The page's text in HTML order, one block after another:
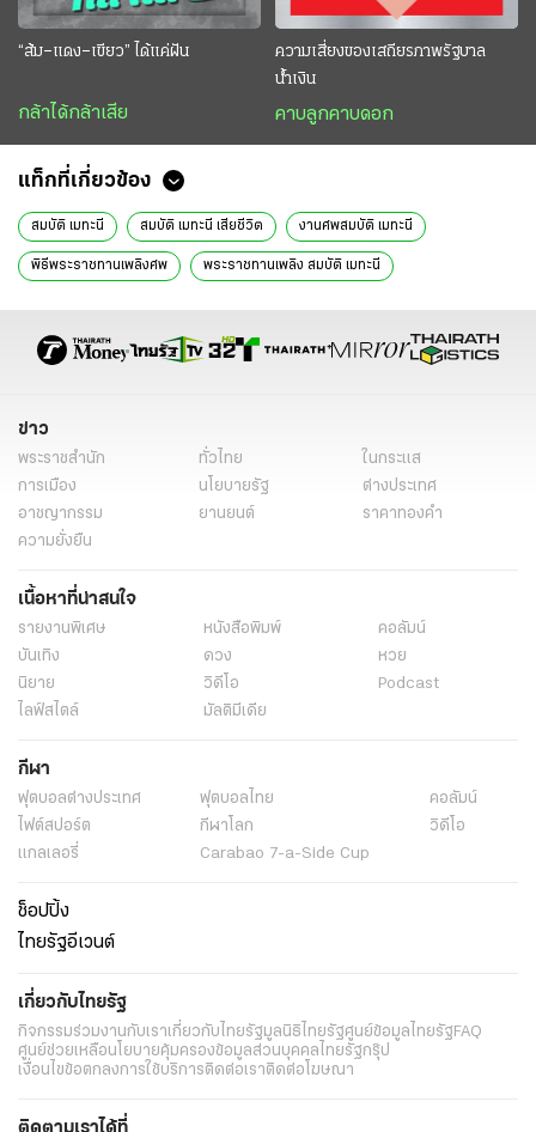
“ส้ม–แดง–เขียว” ได้แค่ฝัน
กล้าได้กล้าเสีย
ความเสี่ยงของเสถียรภาพรัฐบาล
น้ำเงิน
คาบลูกคาบดอก
แท็กที่เกี่ยวข้อง
สมบัติ เมทะนี สมบัติ เมทะนี เสียชีวิต งานศพสมบัติ เมทะนี
พิธีพระราชทานเพลิงศพ พระราชทานเพลิง สมบัติ เมทะนี
ข่าววันนี้ ดารา
ข่าว
พระราชสำนัก ทั่วไทย
ในกระแส
การเมือง
นโยบายรัฐ
ต่างประเทศ
อาชญากรรม
ยานยนต์
ราคาทองคำ
ความยั่งยืน
เนื้อหาที่น่าสนใจ
รายงานพิเศษ หนังสือพิมพ์
คอลัมน์
บันเทิง
ดวง
หวย
นิยาย
วิดีโอ
Podcast
ไลฟ์สไตล์
มัลติมีเดีย
กีฬา
ฟุตบอลต่่างประเทศ ฟุตบอลไทย
คอลัมน์
ไฟต์สปอร์ต
กีฬาโลก
วิดีโอ
แกลเลอรี่
Carabao 7-a-Side Cup
ช็อปปิ้ง
ไทยรัฐอีเวนต์
เกี่ยวกับไทยรัฐ
กิจกรรมร่วมงานกับเราเกี่ยวกับไทยรัฐมูลนิธิไทยรัฐศูนย์ข้อมูลไทยรัฐFAQ
ศูนย์ช่วยเหลือนโยบายคุ้มครองข้อมูลส่วนบุคคลไทยรัฐกรุ๊ป
เงื่อนไขข้อตกลงการใช้บริการติดต่อเราติดต่อโฆษณา